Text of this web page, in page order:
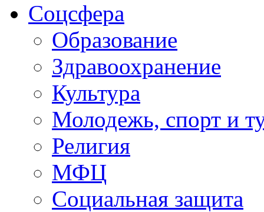
Соцсфера
Образование
Здравоохранение
Культура
Молодежь, спорт и
Религия
МФЦ
Социальная защита